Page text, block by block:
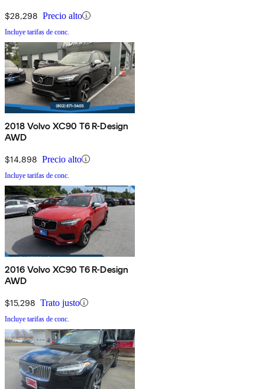
$28,298 Precio alto
Incluye tarifas de conc.
2018 Volvo XC90 T6 R-Design
AWD
$14,898 Precio alto
Incluye tarifas de conc.
2016 Volvo XC90 T6 R-Design
AWD
$15,298 Trato justo
Incluye tarifas de conc.